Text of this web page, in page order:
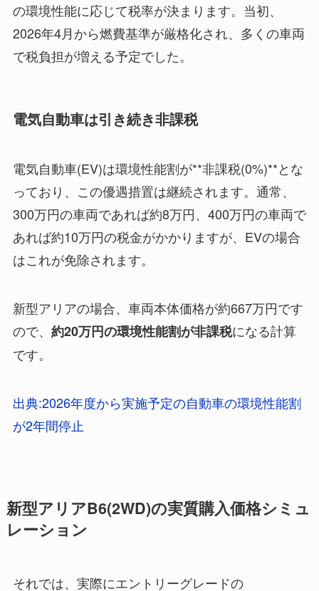
の環境性能に応じて税率が決まります。当初、
2026年4月から燃費基準が厳格化され、多くの車両
で税負担が増える予定でした。
電気自動車は引き続き非課税
電気自動車(EV)は環境性能割が**非課税(0%)**とな
っており、この優遇措置は継続されます。通常、
300万円の車両であれば約8万円、400万円の車両で
あれば約10万円の税金がかかりますが、EVの場合
はこれが免除されます。
新型アリアの場合、車両本体価格が約667万円です
ので、 約20万円の環境性能割が非課税になる計算
です。
出典:2026年度から実施予定の自動車の環境性能割
が2年間停止
新型アリアB6(2WD)の実質購入価格シミュ
レーション
それでは、実際にエントリーグレードの